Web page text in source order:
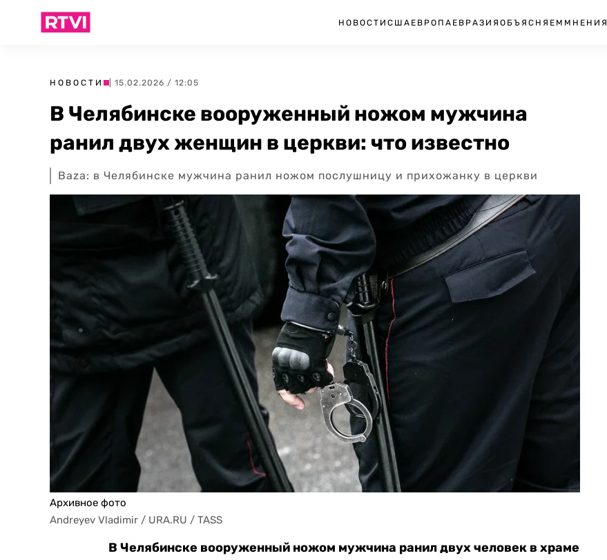
НОВОСТИ США ЕВРОПА ЕВРАЗИЯ ОБЪЯСНЯЕМ МНЕНИЯ
НОВОСТИ | 15.02.2026 / 12:05
В Челябинске вооруженный ножом мужчина
ранил двух женщин в церкви: что известно
Baza: в Челябинске мужчина ранил ножом послушницу и прихожанку в церкви
Архивное фото
Andreyev Vladimir / URA.RU / TASS
В Челябинске вооруженный ножом мужчина ранил двух человек в храме